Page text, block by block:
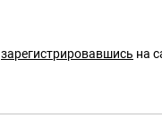
зарегистрировавшись на